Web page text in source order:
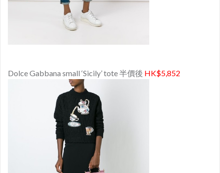
Dolce Gabbana small ‘Sicily’ tote 半價後 HK$5,852